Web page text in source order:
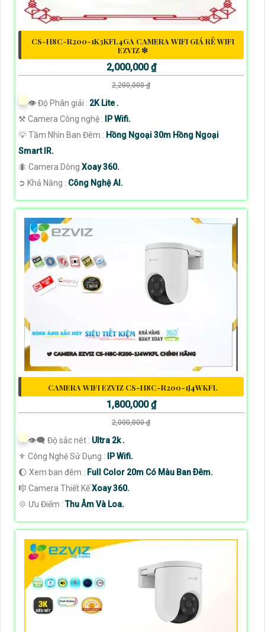
CS-H8C-R200-1K3KFL4GA CAMERA WIFI GIÁ RẺ WIFI
EZVIZ ❇
2,000,000 ₫
2,200,000 ₫
👁 Độ Phân giải : 2K Lite .
⚒ Camera Công nghệ : IP Wifi.
💡 Tầm Nhìn Ban Đêm : Hồng Ngoại 30m Hồng Ngoại
Smart IR.
🐜 Camera Dòng Xoay 360.
️➲ Khả Năng : Công Nghệ AI.
CAMERA WIFI EZVIZ CS-H8C-R200-1J4WKFL
1,800,000 ₫
2,000,000 ₫
👁️‍🗨 Độ sắc nét : Ultra 2k .
⚜️ Công Nghệ Sử Dụng :
IP Wifi.
🌔 Xem ban đêm : Full Color 20m Có Màu Ban Ðêm.
🎼️ Camera Thiết KếXoay 360.
️💠 Ưu Điểm :Thu Âm Và Loa.